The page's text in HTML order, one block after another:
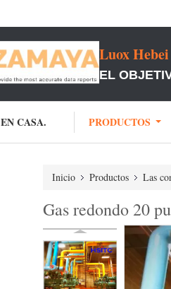
Luox
EL
EN CASA. PRODUCTOS
Inicio Productos Las
Gas redondo 20